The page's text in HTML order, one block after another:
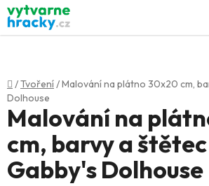
Přejít
na
obsah
Domů
/Tvoření/Malování na plátno 30x20 cm,
Dolhouse
Malování na
cm, barvy a
Gabby's Dolhouse